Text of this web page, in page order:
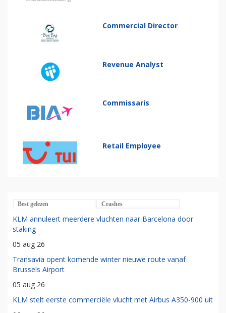
Commercial Director
Revenue Analyst
Commissaris
Retail Employee
Best gelezen Crashes
KLM annuleert meerdere vluchten naar Barcelona door
staking
05 aug 26
Transavia opent komende winter nieuwe route vanaf
Brussels Airport
05 aug 26
KLM stelt eerste commerciële vlucht met Airbus A350-900 uit